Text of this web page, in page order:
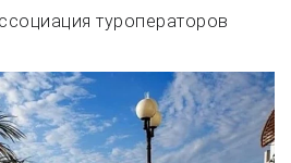
туроператоров